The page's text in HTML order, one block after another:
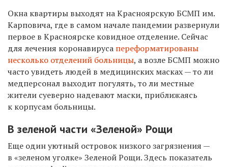
Окна квартиры выходят на Красноярскую БСМП им.
Карповича, где в самом начале пандемии развернули
первое в Красноярске ковидное отделение. Сейчас
для лечения коронавируса переформатированы
несколько отделений больницы, а возле БСМП можно
часто увидеть людей в медицинских масках — то ли
медперсонал выходит погулять, то ли местные
жители суеверно надевают маски, приближаясь
к корпусам больницы.
В зеленой части «Зеленой» Рощи
Еще один уютный островок низкого загрязнения —
в «зеленом уголке» Зеленой Рощи. Здесь показатель